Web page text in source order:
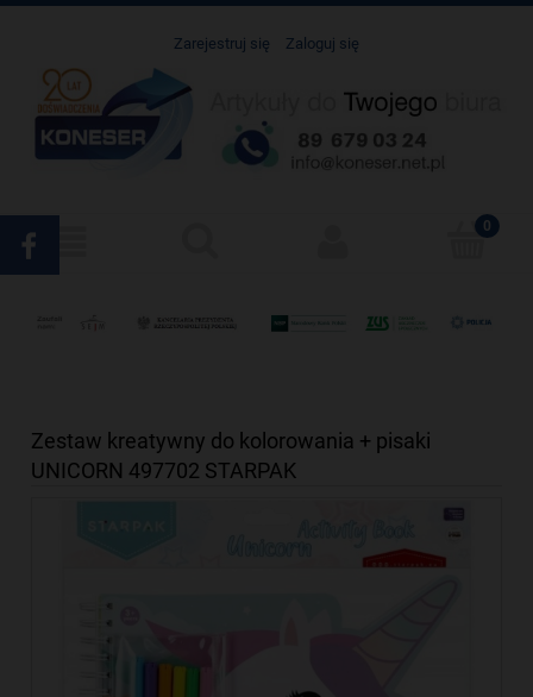
Zarejestruj się Zaloguj się
Zestaw kreatywny do kolorowania + pisaki
UNICORN 497702 STARPAK